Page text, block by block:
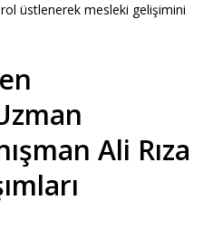
üstlenerek mesleki gelişimini
Ali Rıza